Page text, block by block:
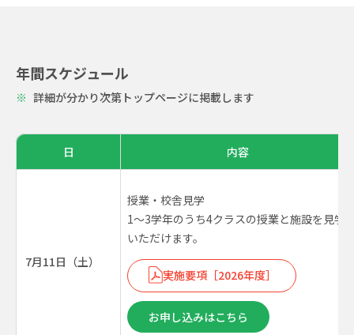
年間スケジュール
※ 詳細が分かり次第トップページに掲載します
日 内容
7月11日（土）
授業・校舎見学
1～3学年のうち4クラスの授業と施設を見学
いただけます。
実施要項［2026年度］
お申し込みはこちら